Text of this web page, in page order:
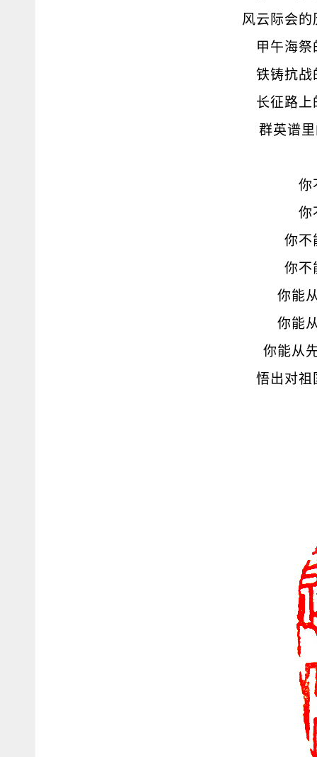
风云际会
甲午海
铁铸抗战
长征路上
群英谱
你
你
你不
你不
你能
你能
你能从
悟出对祖